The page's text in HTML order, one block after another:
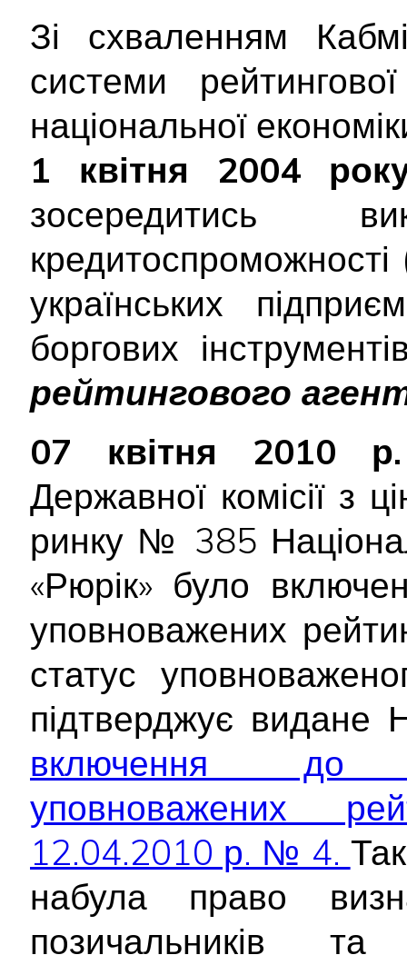
Зі схваленням
системи
національної
1 квітня 2004
зосередитись
кредитоспроможності
українських
боргових
рейтингового
07 квітня 2010 р.
Державної комісії з
ринку № 385
«Рюрік» було
уповноважених
статус
підтверджує видане
включення до
уповноважених
12.04.2010 р. № 4.
набула право
позичальників та